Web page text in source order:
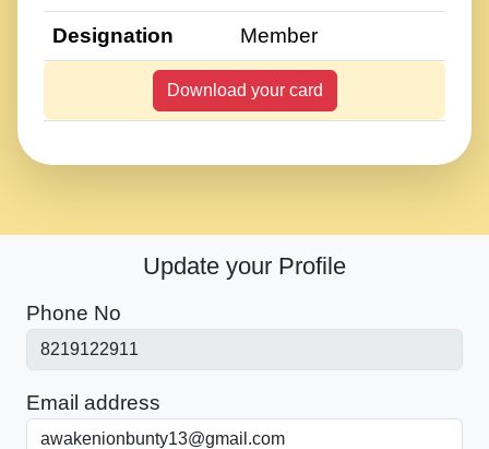
Designation Member
Download your card
Update your Profile
Phone No
Email address